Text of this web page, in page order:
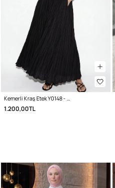
Kemerli Kraş Etek Y0148 - SİYAH
1.200,00TL